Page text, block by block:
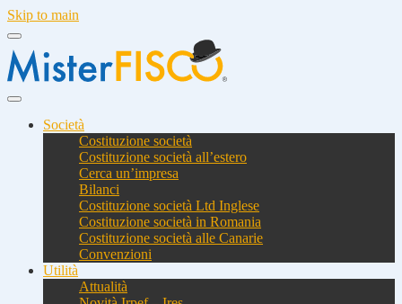
Skip to main
Società
Costituzione società
Costituzione società all’estero
Cerca un’impresa
Bilanci
Costituzione società Ltd Inglese
Costituzione società in Romania
Costituzione società alle Canarie
Convenzioni
Utilità
Attualità